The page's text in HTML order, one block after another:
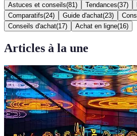
Astuces et conseils(81 ) Tendances(37)
Comparatifs(24) Guide d'achat(23)
Conseils d'achat(17) Achat en ligne(16)
Articles à la une